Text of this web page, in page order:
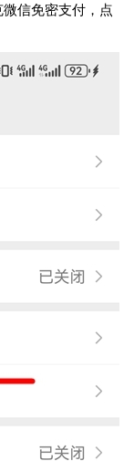
信免密支付，点